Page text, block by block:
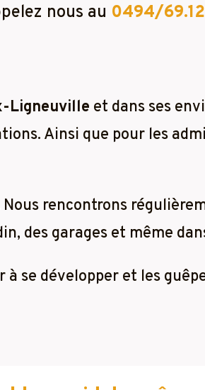
nous au 0494/
Ligneuville et dans ses
Ainsi que pour les
rencontrons
des garages et même
se développer et les